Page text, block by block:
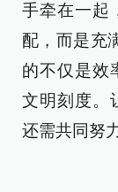
手牵在一起
配，而是充
的不仅是效
文明刻度。
还需共同努力